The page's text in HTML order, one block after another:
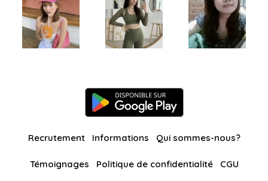
Recrutement Informations Qui sommes-nous?
Témoignages Politique de confidentialité CGU